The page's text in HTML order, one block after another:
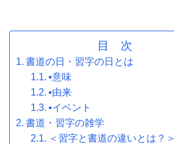
目 次
書道の日・習字の日とは
▪意味
▪由来
▪イベント
書道・習字の雑学
＜習字と書道の違いとは？＞